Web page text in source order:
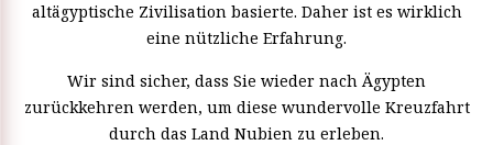
altägyptische Zivilisation basierte. Daher ist es wirklich
eine nützliche Erfahrung.
Wir sind sicher, dass Sie wieder nach Ägypten
zurückkehren werden, um diese wundervolle Kreuzfahrt
durch das Land Nubien zu erleben.